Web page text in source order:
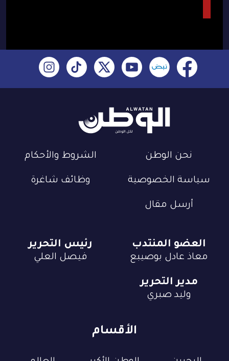
نحن الوطن الشروط والأحكام
سياسة الخصوصية وظائف شاغرة
أرسل مقال
الأقسام
العضو المنتدب
معاذ عادل بوصيبع
رئيس التحرير
فيصل العلي
مدير التحرير
وليد صبري